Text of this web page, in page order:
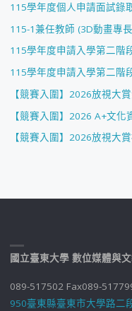
115學年度個人申請面試錄
115-1兼任教師 (3D動畫專
115學年度申請入學第二階
115學年度申請入學第二階
【競賽入圍】2026放視大
【競賽入圍】2026 A+文
【競賽入圍】2026放視大
國立臺東大學 數位媒體與
089-517502 Fax089-
950臺東縣臺東市大學路二